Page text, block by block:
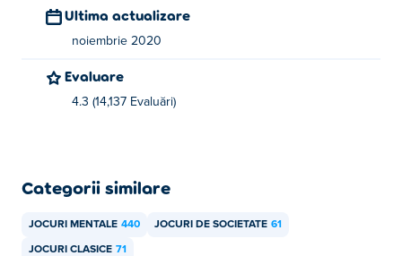
Ultima actualizare
noiembrie 2020
Evaluare
4.3 (14,137 Evaluări)
Categorii similare
JOCURI MENTALE 440 JOCURI DE SOCIETATE 61
JOCURI CLASICE 71